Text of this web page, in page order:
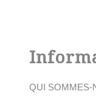
QUI SOMMES-